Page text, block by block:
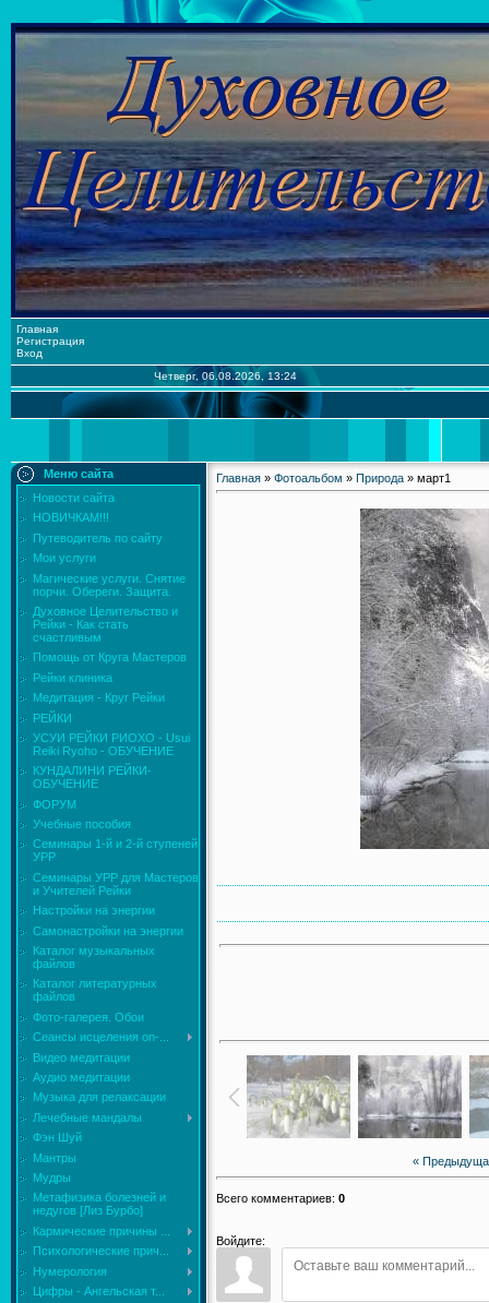
Главная
Регистрация
Вход
Четверг, 06.08.2026, 13:24
Меню сайта
Новости сайта
НОВИЧКАМ!!!
Путеводитель по сайту
Мои услуги
Магические услуги. Снятие
порчи. Обереги. Защита.
Духовное Целительство и
Рейки - Как стать
счастливым
Помощь от Круга Мастеров
Рейки клиника
Медитация - Круг Рейки
РЕЙКИ
УСУИ РЕЙКИ РИОХО - Usui
Reiki Ryoho - ОБУЧЕНИЕ
КУНДАЛИНИ РЕЙКИ-
ОБУЧЕНИЕ
ФОРУМ
Учебные пособия
Семинары 1-й и 2-й ступеней
УРР
Семинары УРР для Мастеров
и Учителей Рейки
Настройки на энергии
Самонастройки на энергии
Каталог музыкальных
файлов
Каталог литературных
файлов
Фото-галерея. Обои
Сеансы исцеления on-...
Видео медитации
Аудио медитации
Музыка для релаксации
Лечебные мандалы
Фэн Шуй
Мантры
Мудры
Mетафизика болезней и
недугов [Лиз Бурбо]
Кармические причины ...
Психологические прич...
Нумерология
Цифры - Ангельская т...
Главная » Фотоальбом » Природа » март1
«
Всего комментариев: 0
Войдите: